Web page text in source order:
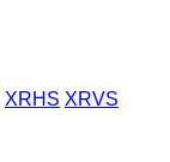
XRHS XRVS